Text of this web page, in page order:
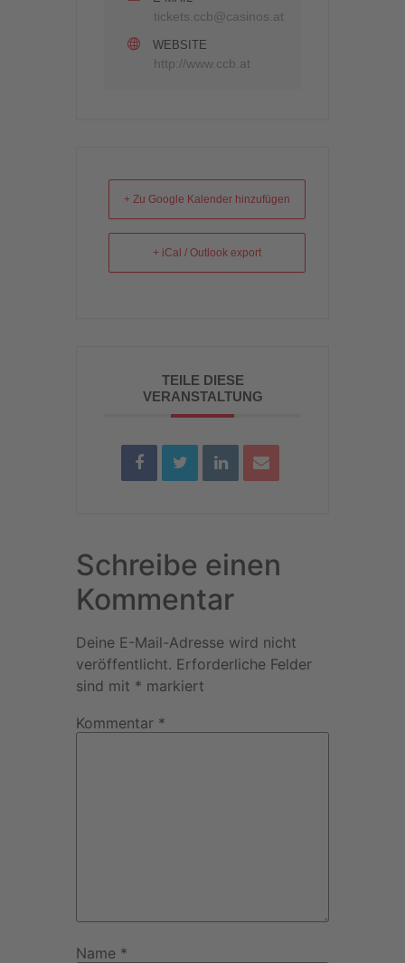
tickets.ccb@casinos.at
WEBSITE
http://www.ccb.at
+ Zu Google Kalender hinzufügen
+ iCal / Outlook export
TEILE DIESE
VERANSTALTUNG
Schreibe einen
Kommentar
Deine E-Mail-Adresse wird nicht
veröffentlicht. Erforderliche Felder
sind mit * markiert
Kommentar *
Name *